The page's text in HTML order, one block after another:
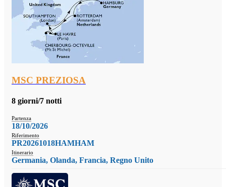
MSC PREZIOSA
8 giorni/7 notti
Partenza
18/10/2026
Riferimento
PR20261018HAMHAM
Itinerario
Germania, Olanda, Francia, Regno Unito